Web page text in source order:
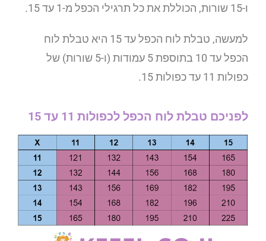
ו-15 שורות, הכוללת את כל תרגילי הכפל מ-1 עד 15.
למעשה, טבלת לוח הכפל עד 15 היא טבלת לוח
הכפל עד 10 בתוספת 5 עמודות (ו-5 שורות) של
כפולות 11 עד כפולות 15.
לפניכם טבלת לוח הכפל לכפולות 11 עד 15